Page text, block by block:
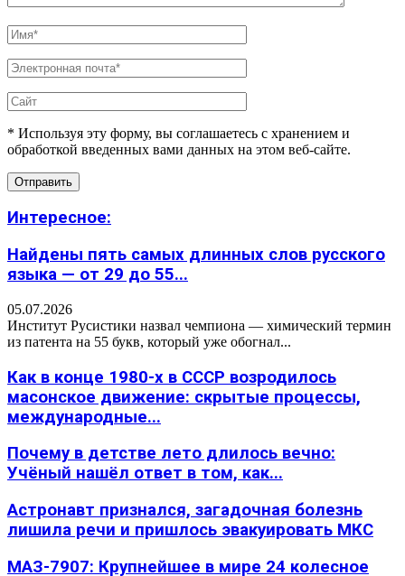
* Используя эту форму, вы соглашаетесь с хранением и
обработкой введенных вами данных на этом веб-сайте.
Интересное:
Найдены пять самых длинных слов русского
языка — от 29 до 55...
05.07.2026
Институт Русистики назвал чемпиона — химический термин
из патента на 55 букв, который уже обогнал...
Как в конце 1980-х в СССР возродилось
масонское движение: скрытые процессы,
международные...
Почему в детстве лето длилось вечно:
Учёный нашёл ответ в том, как...
Астронавт признался, загадочная болезнь
лишила речи и пришлось эвакуировать МКС
МАЗ-7907: Крупнейшее в мире 24 колесное